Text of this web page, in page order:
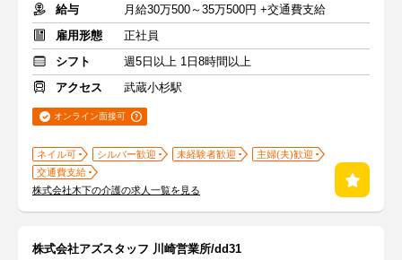
給与
月給30万500～35万500円 +交通費支給
雇用形態
正社員
シフト
週5日以上 1日8時間以上
アクセス
武蔵小杉駅
オンライン面接可
ネイル可 シルバー歓迎 未経験者歓迎
主婦(夫)歓迎
交通費支給
株式会社木下の介護の求人一覧を見る
株式会社アズスタッフ 川崎営業所/dd31